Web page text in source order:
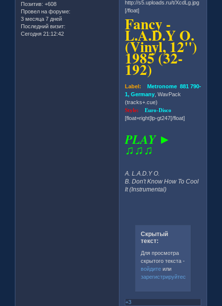
Позитив: +608
Провел на форуме:
3 месяца 7 дней
Последний визит:
Сегодня 21:12:42
[/float]
Fancy -
L.A.D.Y O.
(Vinyl, 12'')
1985 (32-
192)
Label: Metronome 881 790-
1, Germany , WavPack
(tracks+.cue)
Style:Euro-Disco
[float=right]lp-gt247[/float]
PLAY ►
♫♫♫
A. L.A.D.Y O.
B. Don't Know How To Cool
It (Instrumental)
Скрытый
текст:
Для просмотра
скрытого текста -
войдитеили
зарегистрируйтесь
+3